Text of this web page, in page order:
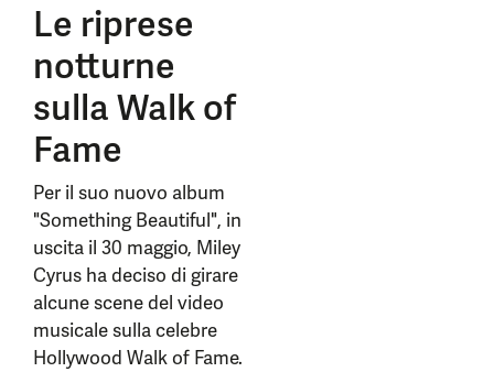
Le riprese
notturne
sulla Walk of
Fame
Per il suo nuovo album
"Something Beautiful", in
uscita il 30 maggio, Miley
Cyrus ha deciso di girare
alcune scene del video
musicale sulla celebre
Hollywood Walk of Fame.